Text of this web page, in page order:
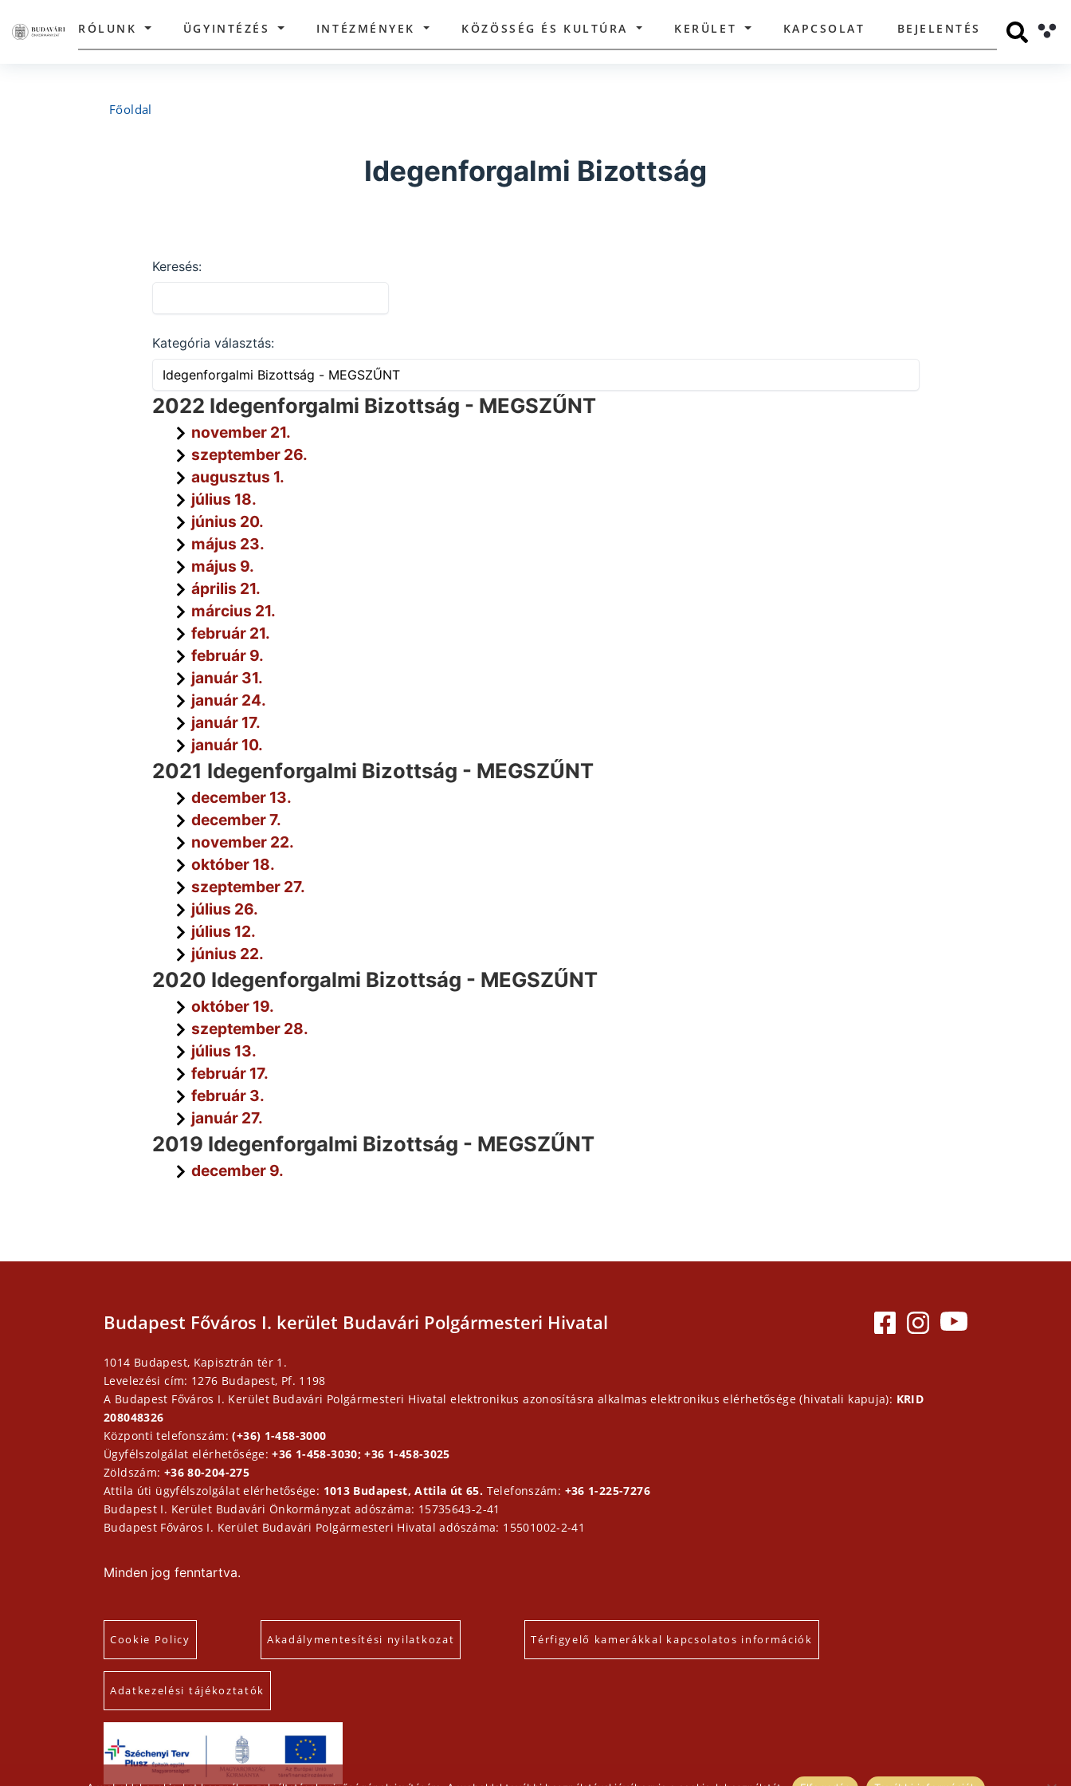
RÓLUNK ÜGYINTÉZÉS INTÉZMÉNYEK KÖZÖSSÉG ÉS KULTÚRA KERÜLET KAPCSOLAT BEJELENTÉS
Főoldal
Idegenforgalmi Bizottság
Keresés:
Kategória választás:
2022 Idegenforgalmi Bizottság - MEGSZŰNT
november 21.
szeptember 26.
augusztus 1.
július 18.
június 20.
május 23.
május 9.
április 21.
március 21.
február 21.
február 9.
január 31.
január 24.
január 17.
január 10.
2021 Idegenforgalmi Bizottság - MEGSZŰNT
december 13.
december 7.
november 22.
október 18.
szeptember 27.
július 26.
július 12.
június 22.
2020 Idegenforgalmi Bizottság - MEGSZŰNT
október 19.
szeptember 28.
július 13.
február 17.
február 3.
január 27.
2019 Idegenforgalmi Bizottság - MEGSZŰNT
december 9.
Budapest Főváros I. kerület Budavári Polgármesteri Hivatal
1014 Budapest, Kapisztrán tér 1.
Levelezési cím: 1276 Budapest, Pf. 1198
A Budapest Főváros I. Kerület Budavári Polgármesteri Hivatal elektronikus azonosításra alkalmas elektronikus elérhetősége (hivatali kapuja): KRID
208048326
Központi telefonszám:(+36) 1-458-3000
Ügyfélszolgálat elérhetősége:+36 1-458-3030; +36 1-458-3025
Zöldszám: +36 80-204-275
Attila úti ügyfélszolgálat elérhetősége: 1013 Budapest, Attila út 65. Telefonszám: +36 1-225-7276
Budapest I. Kerület Budavári Önkormányzat adószáma: 15735643-2-41
Budapest Főváros I. Kerület Budavári Polgármesteri Hivatal adószáma: 15501002-2-41
Minden jog fenntartva.
Cookie Policy Akadálymentesítési nyilatkozat Térfigyelő kamerákkal kapcsolatos információk
Adatkezelési tájékoztatók